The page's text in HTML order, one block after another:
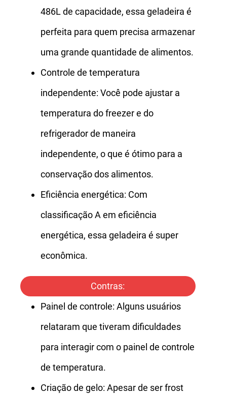
486L de capacidade, essa geladeira é
perfeita para quem precisa armazenar
uma grande quantidade de alimentos.
Controle de temperatura
independente: Você pode ajustar a
temperatura do freezer e do
refrigerador de maneira
independente, o que é ótimo para a
conservação dos alimentos.
Eficiência energética: Com
classificação A em eficiência
energética, essa geladeira é super
econômica.
Contras:
Painel de controle: Alguns usuários
relataram que tiveram dificuldades
para interagir com o painel de controle
de temperatura.
Criação de gelo: Apesar de ser frost